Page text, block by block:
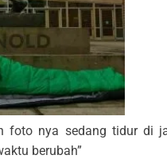
foto nya sedang tidur di
berubah”